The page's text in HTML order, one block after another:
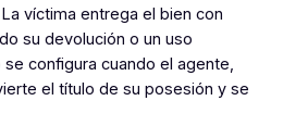
víctima entrega el bien con
su devolución o un uso
configura cuando el agente,
el título de su posesión y se